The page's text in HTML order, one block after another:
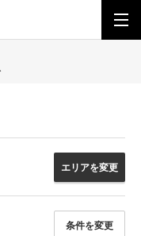
堺市北区の一
エリアを変更
条件を変更